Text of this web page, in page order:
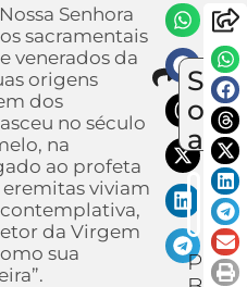
Senhora
sacramentais
venerados da
origens
dos
no século
na
ao profeta
eremitas viviam
da Virgem
sua
o